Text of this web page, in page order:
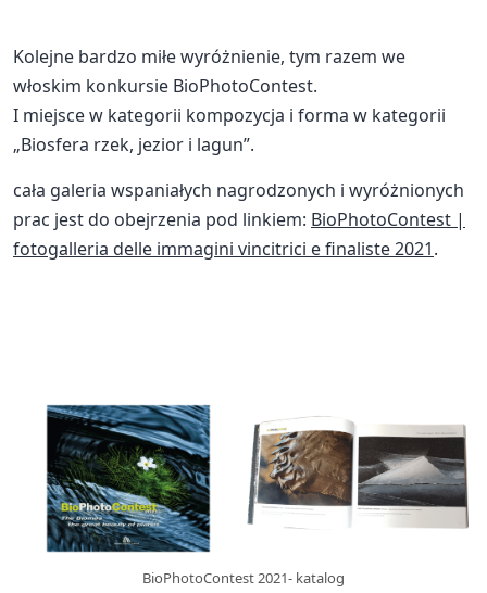
Kolejne bardzo miłe wyróżnienie, tym razem we
włoskim konkursie BioPhotoContest.
I miejsce w kategorii kompozycja i forma w kategorii
„Biosfera rzek, jezior i lagun”.
cała galeria wspaniałych nagrodzonych i wyróżnionych
prac jest do obejrzenia pod linkiem: BioPhotoContest |
fotogalleria delle immagini vincitrici e finaliste 2021.
BioPhotoContest 2021- katalog